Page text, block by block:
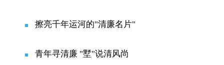
擦亮千年运河的"清廉名片"
青年寻清廉 "墅"说清风尚